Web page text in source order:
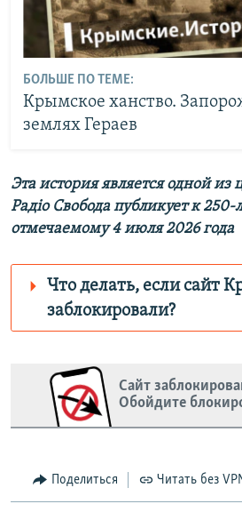
БОЛЬШЕ ПО ТЕМЕ:
Крымское ханство.
землях Гераев
Эта история является одной из
Радіо Свобода публикует к
отмечаемому 4 июля 2026 года
Что делать, если сайт
заблокировали?
Крым.Реалии
https://smarturl.click/zYdJA
установить VPN .
Сайт
Обойдите
Поделиться Читать без